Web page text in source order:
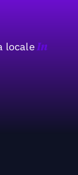
locale In